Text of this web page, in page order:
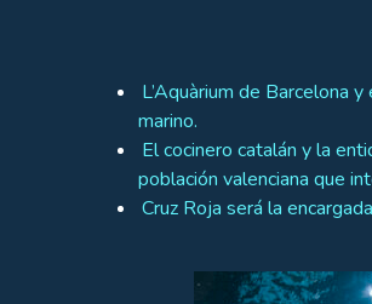
L’Aquàrium de Barcelona
marino.
El cocinero catalán y la
población valenciana que
Cruz Roja será la